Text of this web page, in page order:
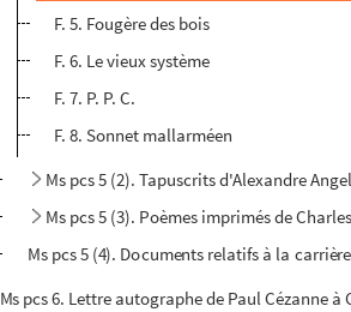
F. 5. Fougère des bois
F. 6. Le vieux système
F. 7. P. P. C.
F. 8. Sonnet mallarméen
Ms pcs 5 (2). Tapuscrits d'Alexandre
Ms pcs 5 (3). Poèmes imprimés de
Ms pcs 5 (4). Documents relatifs à la
Ms pcs 6. Lettre autographe de Paul Cézanne à